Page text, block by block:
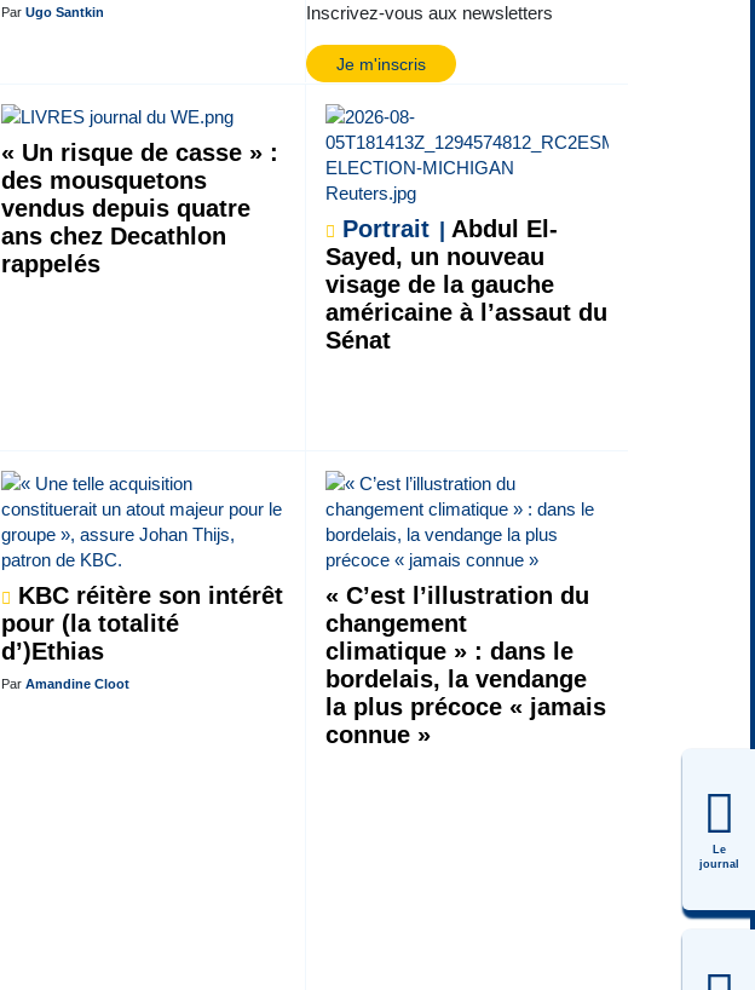
Le
journal
ParUgo Santkin Inscrivez-vous aux newsletters
Je m'inscris
« Un risque de casse » :
des mousquetons
vendus depuis quatre
ans chez Decathlon
rappelés
Portrait
Abdul El-
Sayed, un nouveau
visage de la gauche
américaine à l’assaut du
Sénat
KBC réitère son intérêt
pour (la totalité
d’)Ethias
ParAmandine Cloot
« C’est l’illustration du
changement
climatique » : dans le
bordelais, la vendange
la plus précoce « jamais
connue »